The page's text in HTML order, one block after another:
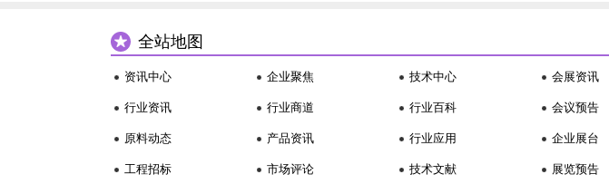
全站地图
资讯中心
行业资讯
原料动态
工程招标
企业聚焦
行业商道
产品资讯
市场评论
技术中心
行业百科
行业应用
技术文献
会展资讯
会议预告
企业展台
展览预告